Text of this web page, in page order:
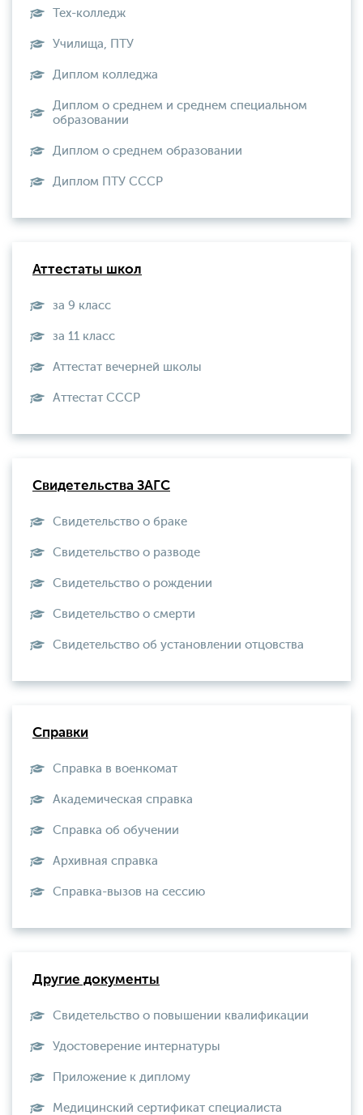
Тех-колледж
Училища, ПТУ
Диплом колледжа
Диплом о среднем и среднем специальном
образовании
Диплом о среднем образовании
Диплом ПТУ СССР
Аттестаты школ
за 9 класс
за 11 класс
Аттестат вечерней школы
Aттестат СССР
Свидетельства ЗАГС
Свидетельство о браке
Свидетельство о разводе
Свидетельство о рождении
Свидетельство о смерти
Свидетельство об установлении отцовства
Справки
Справка в военкомат
Академическая справка
Справка об обучении
Архивная справка
Справка-вызов на сессию
Другие документы
Свидетельство о повышении квалификации
Удостоверение интернатуры
Приложение к диплому
Медицинский сертификат специалиста